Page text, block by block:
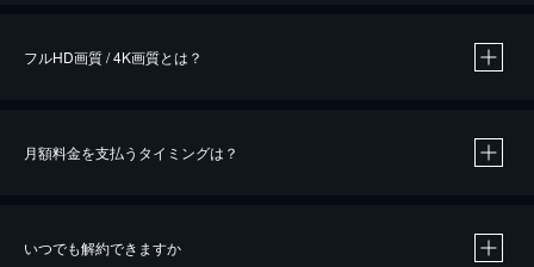
※40％ポイント還元の対象は、クレジットカード決済による作品の購入 / レンタルです。
iOSアプリのUコイン決済による作品の購入 / レンタルは、20％のポイント還元です。
フルHD画質 / 4K画質とは？
月額料金を支払うタイミングは？
いつでも解約できますか